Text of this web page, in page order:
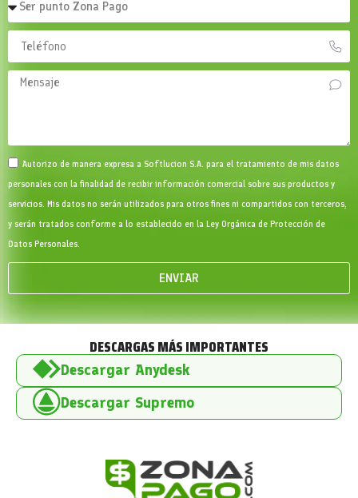
Autorizo de manera expresa a Softlucion S.A. para el tratamiento de mis datos
personales con la finalidad de recibir información comercial sobre sus productos y
servicios. Mis datos no serán utilizados para otros fines ni compartidos con terceros,
y serán tratados conforme a lo establecido en la Ley Orgánica de Protección de
Datos Personales.
ENVIAR
DESCARGAS MÁS IMPORTANTES
Descargar Anydesk
Descargar Supremo